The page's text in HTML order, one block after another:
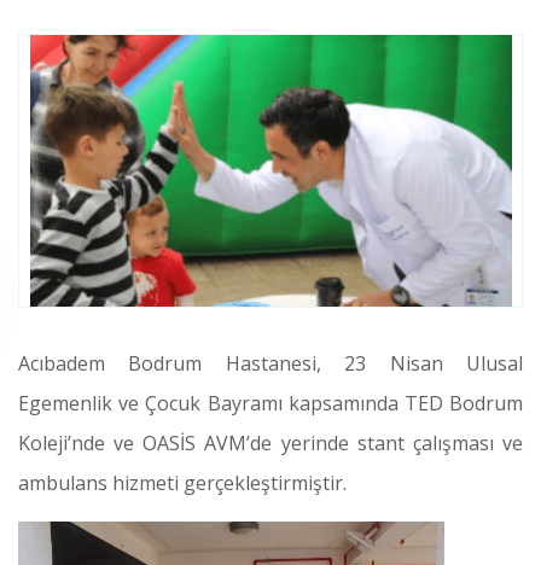
Acıbadem Bodrum Hastanesi, 23 Nisan Ulusal
Egemenlik ve Çocuk Bayramı kapsamında TED Bodrum
Koleji’nde ve OASİS AVM’de yerinde stant çalışması ve
ambulans hizmeti gerçekleştirmiştir.